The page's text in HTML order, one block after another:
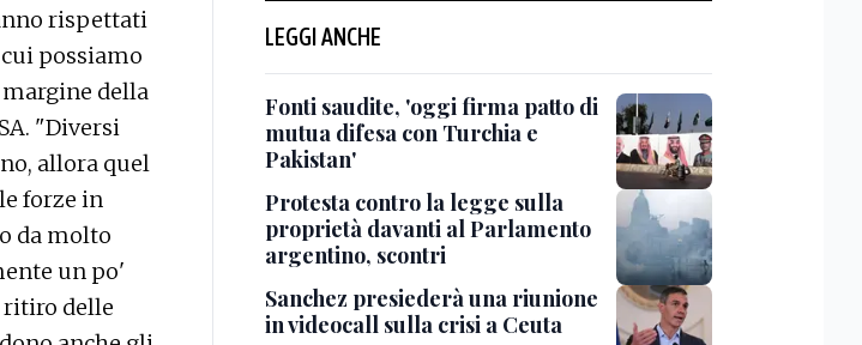
rispettati
possiamo
della
"Diversi
allora quel
forze in
da molto
un po'
ritiro delle
LEGGI ANCHE
Fonti saudite, 'oggi firma patto di
mutua difesa con Turchia e
Pakistan'
Protesta contro la legge sulla
proprietà davanti al Parlamento
argentino, scontri
Sanchez presiederà una riunione
in videocall sulla crisi a Ceuta